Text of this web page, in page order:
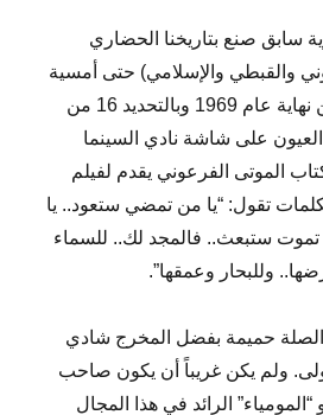
سابق صنع بتاريخنا الحضاري
والقبطي والإسلامي) حتى أمسية
من يوم ثلاثاء قريب من نهاية عام 1969 وبالتحديد 16 من
على شاشة نادي السينما
الموتى الفرعوني يقدم لفيلم
تقول: “يا من تمضي ستعود.. يا
ستبعث.. فالمجد لك.. للسماء
وللبحار وعمقها”.
الصلة حميمة بفضل المخرج شادي
ولم يكن غريباً أن يكون صاحب
الرائد في هذا المجال